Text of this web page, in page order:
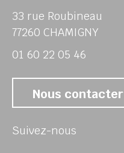
33 rue Roubineau
77260 CHAMIGNY
01 60 22 05 46
Nous contacter
Suivez-nous